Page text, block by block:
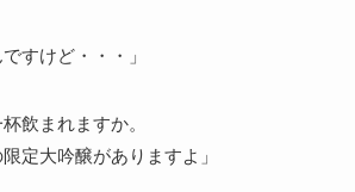
すけど・・・」
飲まれますか。
定大吟醸がありますよ」